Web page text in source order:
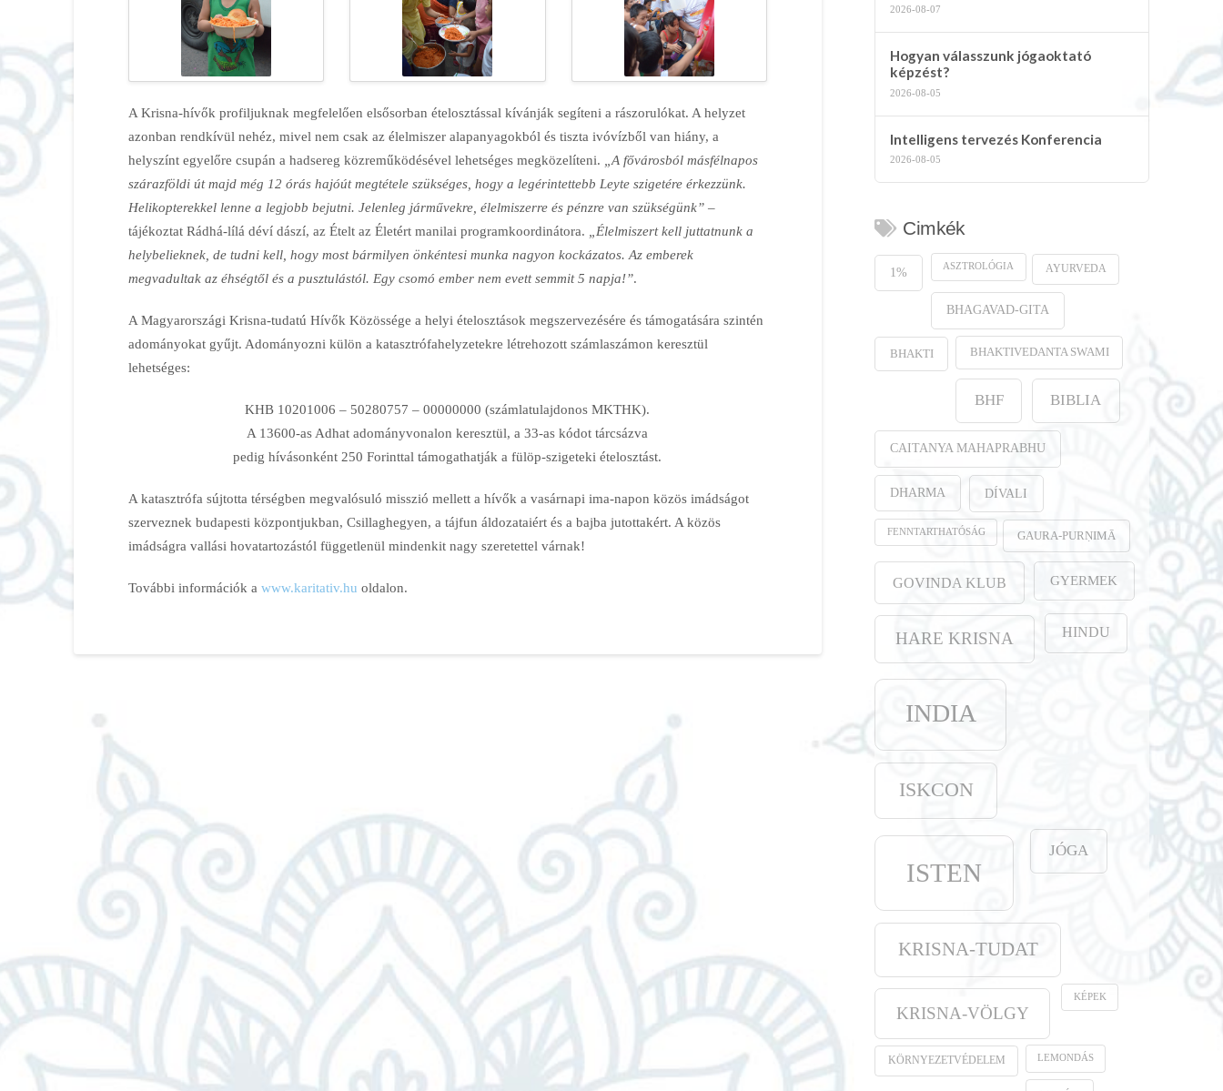
A Krisna-hívők profiljuknak megfelelően elsősorban ételosztással kívánják segíteni a rászorulókat. A helyzet
azonban rendkívül nehéz, mivel nem csak az élelmiszer alapanyagokból és tiszta ivóvízből van hiány, a
helyszínt egyelőre csupán a hadsereg közreműködésével lehetséges megközelíteni.
„A fővárosból másfélnapos
szárazföldi út majd még 12 órás hajóút megtétele szükséges, hogy a legérintettebb Leyte szigetére érkezzünk.
Helikopterekkel lenne a legjobb bejutni. Jelenleg járművekre, élelmiszerre és pénzre van szükségünk”–
tájékoztat Rádhá-lílá déví dászí, az Ételt az Életért manilai programkoordinátora.
„Élelmiszert kell juttatnunk a
helybelieknek, de tudni kell, hogy most bármilyen önkéntesi munka nagyon kockázatos. Az emberek
megvadultak az éhségtől és a pusztulástól. Egy csomó ember nem evett semmit 5 napja!”.
A Magyarországi Krisna-tudatú Hívők Közössége a helyi ételosztások megszervezésére és támogatására szintén
adományokat gyűjt. Adományozni külön a katasztrófahelyzetekre létrehozott számlaszámon keresztül
lehetséges:
KHB 10201006 – 50280757 – 00000000 (számlatulajdonos MKTHK).
A 13600-as Adhat adományvonalon keresztül, a 33-as kódot tárcsázva
pedig hívásonként 250 Forinttal támogathatják a fülöp-szigeteki ételosztást.
A katasztrófa sújtotta térségben megvalósuló misszió mellett a hívők a vasárnapi ima-napon közös imádságot
szerveznek budapesti központjukban, Csillaghegyen, a tájfun áldozataiért és a bajba jutottakért. A közös
imádságra vallási hovatartozástól függetlenül mindenkit nagy szeretettel várnak!
További információk a www.karitativ.hu oldalon.
2026-08-07
Hogyan válasszunk jógaoktató
képzést?
2026-08-05
Intelligens tervezés Konferencia
2026-08-05
Cimkék
1% ASZTROLÓGIA AYURVEDA
BHAGAVAD-GITA
BHAKTI BHAKTIVEDANTA SWAMI
BHF BIBLIA
CAITANYA MAHAPRABHU
DHARMA DÍVALI
FENNTARTHATÓSÁG GAURA-PURṆIMĀ
GOVINDA KLUB GYERMEK
HARE KRISNA HINDU
INDIA
ISKCON
ISTEN
JÓGA
KRISNA-TUDAT
KRISNA-VÖLGY
KÉPEK
KÖRNYEZETVÉDELEM LEMONDÁS